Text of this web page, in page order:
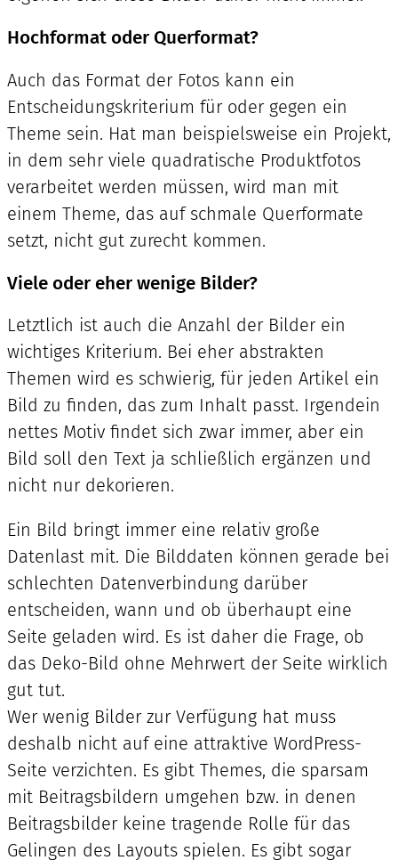
Hochformat oder Querformat?
Auch das Format der Fotos kann ein
Entscheidungskriterium für oder gegen ein
Theme sein. Hat man beispielsweise ein Projekt,
in dem sehr viele quadratische Produktfotos
verarbeitet werden müssen, wird man mit
einem Theme, das auf schmale Querformate
setzt, nicht gut zurecht kommen.
Viele oder eher wenige Bilder?
Letztlich ist auch die Anzahl der Bilder ein
wichtiges Kriterium. Bei eher abstrakten
Themen wird es schwierig, für jeden Artikel ein
Bild zu finden, das zum Inhalt passt. Irgendein
nettes Motiv findet sich zwar immer, aber ein
Bild soll den Text ja schließlich ergänzen und
nicht nur dekorieren.
Ein Bild bringt immer eine relativ große
Datenlast mit. Die Bilddaten können gerade bei
schlechten Datenverbindung darüber
entscheiden, wann und ob überhaupt eine
Seite geladen wird. Es ist daher die Frage, ob
das Deko-Bild ohne Mehrwert der Seite wirklich
gut tut.
Wer wenig Bilder zur Verfügung hat muss
deshalb nicht auf eine attraktive WordPress-
Seite verzichten. Es gibt Themes, die sparsam
mit Beitragsbildern umgehen bzw. in denen
Beitragsbilder keine tragende Rolle für das
Gelingen des Layouts spielen. Es gibt sogar